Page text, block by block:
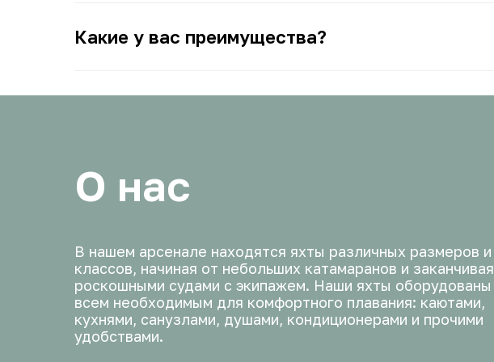
Какие у вас преимущества?
О нас
В нашем арсенале находятся яхты различных размеров и
классов, начиная от небольших катамаранов и заканчивая
роскошными судами с экипажем. Наши яхты оборудованы
всем необходимым для комфортного плавания: каютами,
кухнями, санузлами, душами, кондиционерами и прочими
удобствами.